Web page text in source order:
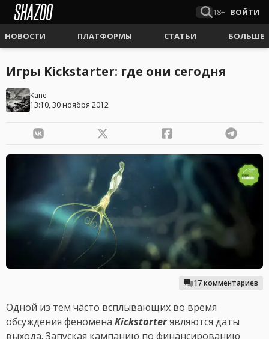
18+ ВОЙТИ
НОВОСТИ ПЛАТФОРМЫ СТАТЬИ БОЛЬШЕ
Игры Kickstarter: где они сегодня
Kane
13:10, 30 ноября 2012
17 комментариев
Одной из тем часто всплывающих во время
обсуждения феномена Kickstarterявляются даты
выхода. Запуская кампанию по финансированию